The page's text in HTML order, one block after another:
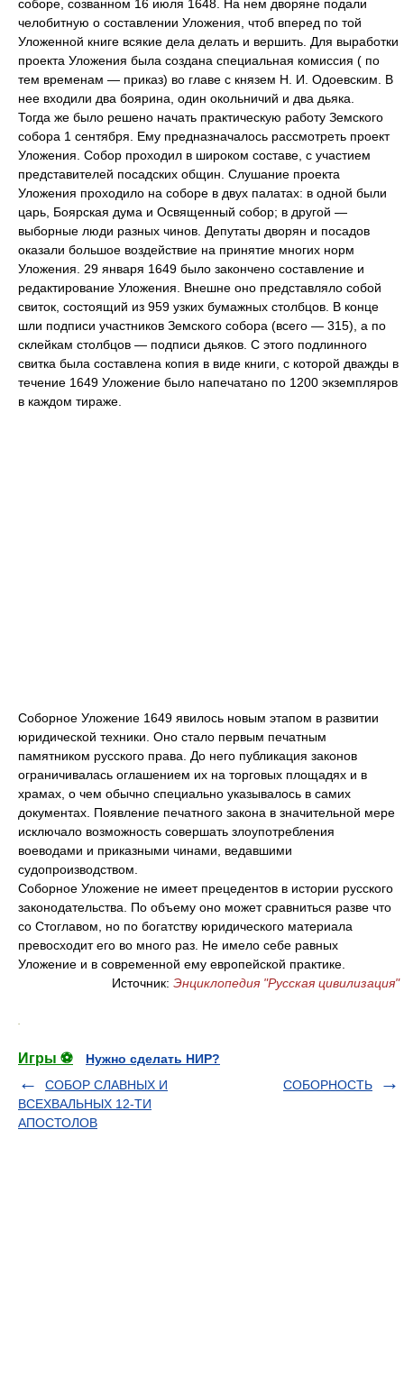
соборе, созванном 16 июля 1648. На нем дворяне подали
челобитную о составлении Уложения, чтоб вперед по той
Уложенной книге всякие дела делать и вершить. Для выработки
проекта Уложения была создана специальная комиссия ( по
тем временам — приказ) во главе с князем Н. И. Одоевским. В
нее входили два боярина, один окольничий и два дьяка.
Тогда же было решено начать практическую работу Земского
собора 1 сентября. Ему предназначалось рассмотреть проект
Уложения. Собор проходил в широком составе, с участием
представителей посадских общин. Слушание проекта
Уложения проходило на соборе в двух палатах: в одной были
царь, Боярская дума и Освященный собор; в другой —
выборные люди разных чинов. Депутаты дворян и посадов
оказали большое воздействие на принятие многих норм
Уложения. 29 января 1649 было закончено составление и
редактирование Уложения. Внешне оно представляло собой
свиток, состоящий из 959 узких бумажных столбцов. В конце
шли подписи участников Земского собора (всего — 315), а по
склейкам столбцов — подписи дьяков. С этого подлинного
свитка была составлена копия в виде книги, с которой дважды в
течение 1649 Уложение было напечатано по 1200 экземпляров
в каждом тираже.
Соборное Уложение 1649 явилось новым этапом в развитии
юридической техники. Оно стало первым печатным
памятником русского права. До него публикация законов
ограничивалась оглашением их на торговых площадях и в
храмах, о чем обычно специально указывалось в самих
документах. Появление печатного закона в значительной мере
исключало возможность совершать злоупотребления
воеводами и приказными чинами, ведавшими
судопроизводством.
Соборное Уложение не имеет прецедентов в истории русского
законодательства. По объему оно может сравниться разве что
со Стоглавом, но по богатству юридического материала
превосходит его во много раз. Не имело себе равных
Уложение и в современной ему европейской практике.
Источник: Энциклопедия "Русская цивилизация"
Игры ⚽
Нужно сделать НИР?
СОБОР СЛАВНЫХ И
ВСЕХВАЛЬНЫХ 12-ТИ
АПОСТОЛОВ
СОБОРНОСТЬ